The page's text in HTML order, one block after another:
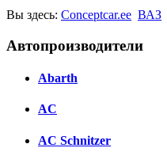
Вы здесь: Conceptcar.ee ВАЗ
Автопроизводители
Abarth
AC
AC Schnitzer